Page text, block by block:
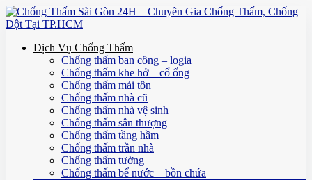
Dịch Vụ Chống Thấm
Chống thấm ban công – logia
Chống thấm khe hở – cổ ống
Chống thấm mái tôn
Chống thấm nhà cũ
Chống thấm nhà vệ sinh
Chống thấm sân thượng
Chống thấm tầng hầm
Chống thấm trần nhà
Chống thấm tường
Chống thấm bể nước – bồn chứa